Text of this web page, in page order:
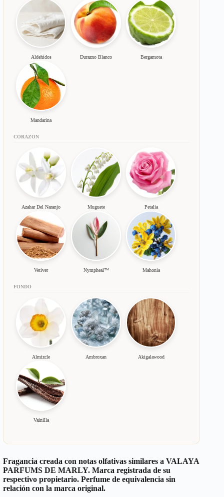
Aldehídos Durazno Blanco Bergamota
Mandarina
CORAZON
Azahar Del Naranjo Muguete Petalia
Vetiver Nympheal™ Mahonia
FONDO
Almizcle Ambroxan Akigalawood
Vainilla
Fragancia creada con notas olfativas similares a VALAYA
PARFUMS DE MARLY. Marca registrada de su
respectivo propietario. Perfume de equivalencia sin
relación con la marca original.